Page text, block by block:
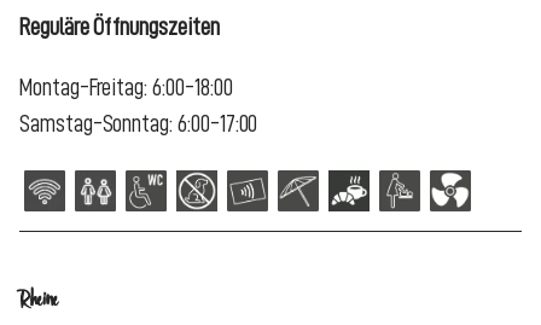
Reguläre Öffnungszeiten
Montag-Freitag: 6:00-18:00
Samstag-Sonntag: 6:00-17:00
Rheine